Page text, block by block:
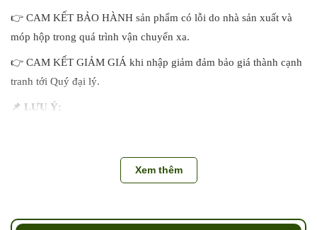
👉 CAM KẾT BẢO HÀNH sản phẩm có lỗi do nhà sản xuất và
móp hộp trong quá trình vận chuyển xa.
👉 CAM KẾT GIẢM GIÁ khi nhập giảm đảm bảo giá thành cạnh
tranh tới Quý đại lý.
📌 LƯU Ý:
đặt hàng và sửa giá theo tổng đơn phù hợp gửi lại BILL hàng xuất
Xem thêm